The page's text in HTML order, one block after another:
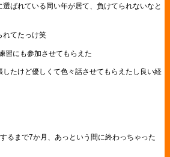
ばれている同い年が居て、負けてられないなと
れてたっけ笑
習にも参加させてもらえた
たけど優しくて色々話させてもらえたし良い経
るまで7か月、あっという間に終わっちゃった